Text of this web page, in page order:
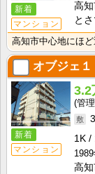
新着
マンション
高知
と
オブジェ１
新着
マンション
3.2
1K
高